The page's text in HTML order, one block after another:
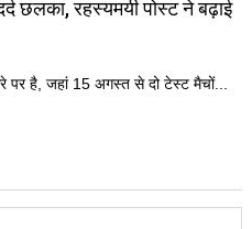
छलका, रहस्यमयी पोस्ट ने बढ़ाई
पर है, जहां 15 अगस्त से दो टेस्ट मैचों...